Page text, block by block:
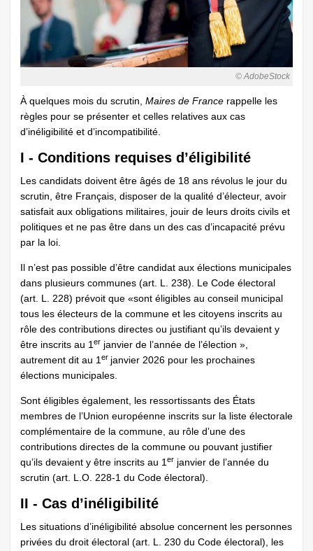
© AdobeStock
À quelques mois du scrutin, Maires de France rappelle les
règles pour se présenter et celles relatives aux cas
d’inéligibilité et d’incompatibilité.
I - Conditions requises d’éligibilité
Les candidats doivent être âgés de 18 ans révolus le jour du
scrutin, être Français, disposer de la qualité d’électeur, avoir
satisfait aux obligations militaires, jouir de leurs droits civils et
politiques et ne pas être dans un des cas d’incapacité prévu
par la loi.
Il n’est pas possible d’être candidat aux élections municipales
dans plusieurs communes (art. L. 238). Le Code électoral
(art. L. 228) prévoit que «sont éligibles au conseil municipal
tous les électeurs de la commune et les citoyens inscrits au
rôle des contributions directes ou justifiant qu’ils devaient y
être inscrits au 1er janvier de l’année de l’élection »,
autrement dit au 1er janvier 2026 pour les prochaines
élections municipales.
Sont éligibles également, les ressortissants des États
membres de l’Union européenne inscrits sur la liste électorale
complémentaire de la commune, au rôle d’une des
contributions directes de la commune ou pouvant justifier
qu’ils devaient y être inscrits au 1er janvier de l’année du
scrutin (art. L.O. 228-1 du Code électoral).
II - Cas d’inéligibilité
Les situations d’inéligibilité absolue concernent les personnes
privées du droit électoral (art. L. 230 du Code électoral), les